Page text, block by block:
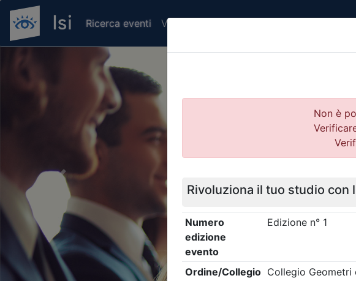
Ricerca eventi Verifica attestato di presenza
Previous